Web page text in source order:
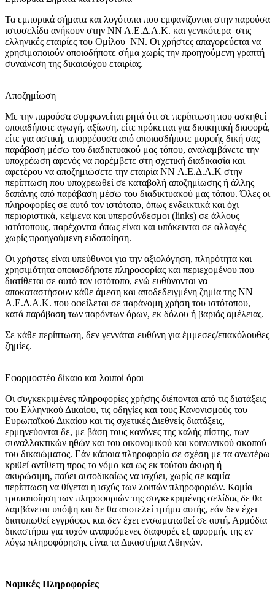
Τα εμπορικά σήματα και λογότυπα που εμφανίζονται στην παρούσα
ιστοσελίδα ανήκουν στην ΝΝ Α.Ε.Δ.Α.Κ. και γενικότερα στις
ελληνικές εταιρίες του Ομίλου NN. Οι χρήστες απαγορεύεται να
χρησιμοποιούν οποιοδήποτε σήμα χωρίς την προηγούμενη γραπτή
συναίνεση της δικαιούχου εταιρίας.
Αποζημίωση
Με την παρούσα συμφωνείται ρητά ότι σε περίπτωση που ασκηθεί
οποιαδήποτε αγωγή, αξίωση, είτε πρόκειται για διοικητική διαφορά,
είτε για αστική, απορρέουσα από οποιασδήποτε μορφής δική σας
παράβαση μέσω του διαδικτυακού μας τόπου, αναλαμβάνετε την
υποχρέωση αφενός να παρέμβετε στη σχετική διαδικασία και
αφετέρου να αποζημιώσετε την εταιρία NN Α.Ε.Δ.Α.Κ στην
περίπτωση που υποχρεωθεί σε καταβολή αποζημίωσης ή άλλης
δαπάνης από παράβαση μέσω του διαδικτυακού μας τόπου. Όλες οι
πληροφορίες σε αυτό τον ιστότοπο, όπως ενδεικτικά και όχι
περιοριστικά, κείμενα και υπερσύνδεσμοι (links) σε άλλους
ιστότοπους, παρέχονται όπως είναι και υπόκεινται σε αλλαγές
χωρίς προηγούμενη ειδοποίηση.
Οι χρήστες είναι υπεύθυνοι για την αξιολόγηση, πληρότητα και
χρησιμότητα οποιασδήποτε πληροφορίας και περιεχομένου που
διατίθεται σε αυτό τον ιστότοπο, ενώ ευθύνονται να
αποκαταστήσουν κάθε άμεση και αποδεδειγμένη ζημία της ΝΝ
Α.Ε.Δ.Α.Κ. που οφείλεται σε παράνομη χρήση του ιστότοπου,
κατά παράβαση των παρόντων όρων, εκ δόλου ή βαριάς αμέλειας.
Σε κάθε περίπτωση, δεν γεννάται ευθύνη για έμμεσες/επακόλουθες
ζημίες.
Εφαρμοστέο δίκαιο και λοιποί όροι
Οι συγκεκριμένες πληροφορίες χρήσης διέπονται από τις διατάξεις
του Ελληνικού Δικαίου, τις οδηγίες και τους Κανονισμούς του
Ευρωπαϊκού Δικαίου και τις σχετικές Διεθνείς διατάξεις,
ερμηνεύονται δε, με βάση τους κανόνες της καλής πίστης, των
συναλλακτικών ηθών και του οικονομικού και κοινωνικού σκοπού
του δικαιώματος. Εάν κάποια πληροφορία σε σχέση με τα ανωτέρω
κριθεί αντίθετη προς το νόμο και ως εκ τούτου άκυρη ή
ακυρώσιμη, παύει αυτοδικαίως να ισχύει, χωρίς σε καμία
περίπτωση να θίγεται η ισχύς των λοιπών πληροφοριών. Καμία
τροποποίηση των πληροφοριών της συγκεκριμένης σελίδας δε θα
λαμβάνεται υπόψη και δε θα αποτελεί τμήμα αυτής, εάν δεν έχει
διατυπωθεί εγγράφως και δεν έχει ενσωματωθεί σε αυτή. Αρμόδια
δικαστήρια για τυχόν αναφυόμενες διαφορές εξ αφορμής της εν
λόγω πληροφόρησης είναι τα Δικαστήρια Αθηνών.
Νομικές Πληροφορίες